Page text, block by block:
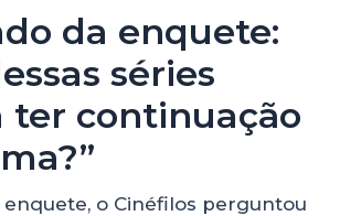
da enquete:
séries
ter continuação
enquete, o Cinéfilos perguntou